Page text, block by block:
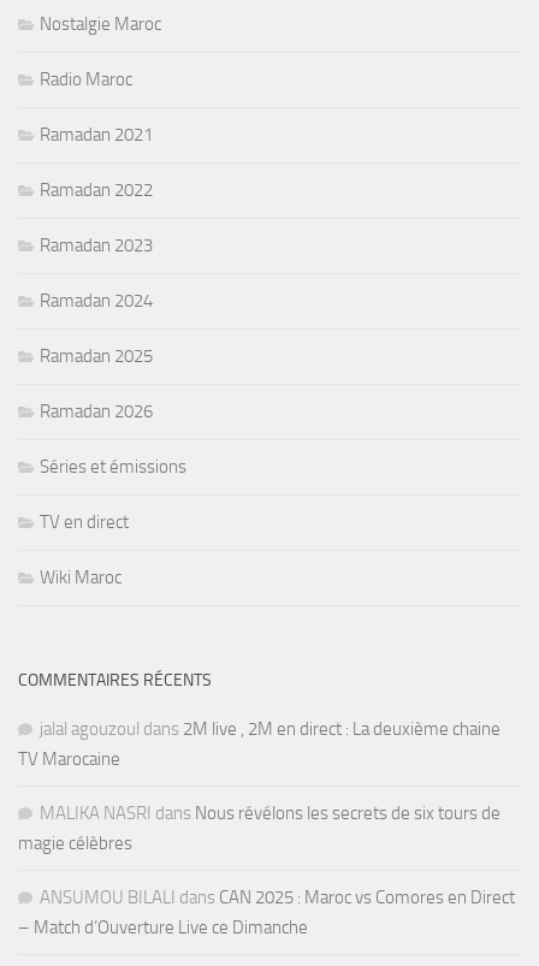
Nostalgie Maroc
Radio Maroc
Ramadan 2021
Ramadan 2022
Ramadan 2023
Ramadan 2024
Ramadan 2025
Ramadan 2026
Séries et émissions
TV en direct
Wiki Maroc
COMMENTAIRES RÉCENTS
jalal agouzoul dans 2M live , 2M en direct : La deuxième chaine
TV Marocaine
MALIKA NASRI dans Nous révélons les secrets de six tours de
magie célèbres
ANSUMOU BILALI dans CAN 2025 : Maroc vs Comores en Direct
– Match d’Ouverture Live ce Dimanche